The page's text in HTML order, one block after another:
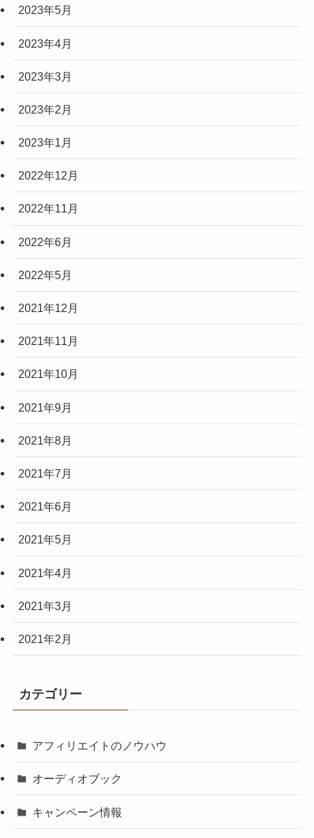
2023年5月
2023年4月
2023年3月
2023年2月
2023年1月
2022年12月
2022年11月
2022年6月
2022年5月
2021年12月
2021年11月
2021年10月
2021年9月
2021年8月
2021年7月
2021年6月
2021年5月
2021年4月
2021年3月
2021年2月
カテゴリー
アフィリエイトのノウハウ
オーディオブック
キャンペーン情報